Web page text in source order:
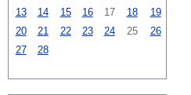
13
14 15 16 17 18
19
20
21 22 23 24 25
26
27
28